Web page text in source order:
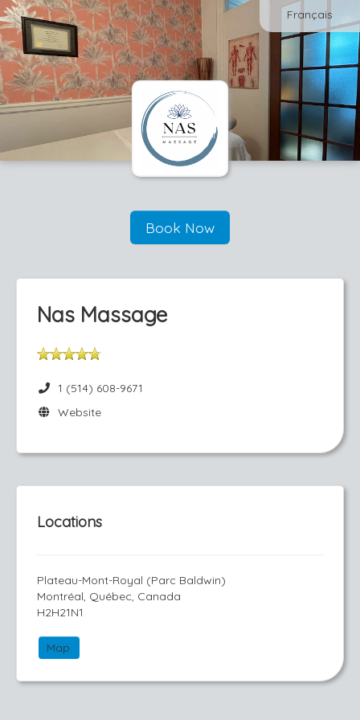
Français
Book Now
Nas Massage
1 (514) 608-9671
Website
Locations
Plateau-Mont-Royal (Parc Baldwin)
Montréal, Québec, Canada
H2H21N1
Map